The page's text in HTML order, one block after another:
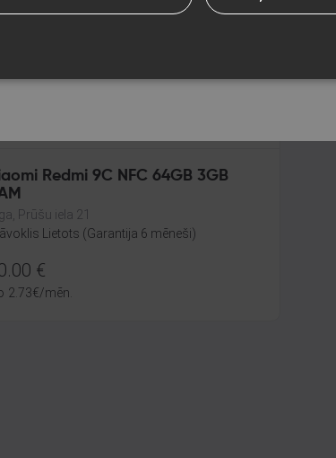
Redmi 9C NFC 64GB 3GB
Prūšu iela 21
Lietots (Garantija 6 mēneši)
€
2.73€/mēn.